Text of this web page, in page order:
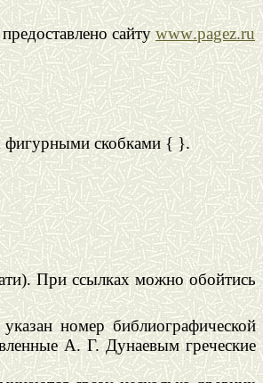
сайтуwww.pagez.ru
фигурными скобками { }.
При ссылках можно обойтись
указан номер библиографической
А. Г. Дунаевым греческие